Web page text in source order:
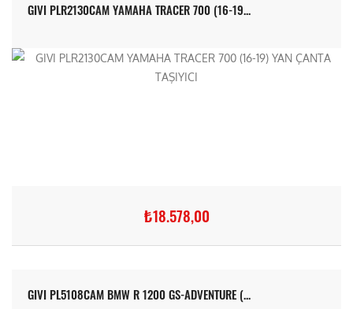
GIVI PLR2130CAM YAMAHA TRACER 700 (16-19...
₺18.578,00
GIVI PL5108CAM BMW R 1200 GS-ADVENTURE (...